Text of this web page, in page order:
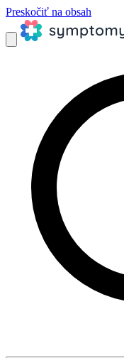
Preskočiť na obsah